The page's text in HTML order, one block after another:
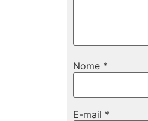
Nome *
E-mail *